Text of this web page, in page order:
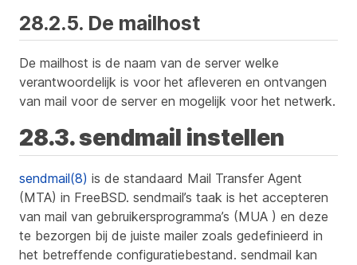
28.2.5. De mailhost
De mailhost is de naam van de server welke
verantwoordelijk is voor het afleveren en ontvangen
van mail voor de server en mogelijk voor het netwerk.
28.3. sendmail instellen
sendmail(8) is de standaard Mail Transfer Agent
(MTA) in FreeBSD. sendmail’s taak is het accepteren
van mail van gebruikersprogramma’s (MUA ) en deze
te bezorgen bij de juiste mailer zoals gedefinieerd in
het betreffende configuratiebestand. sendmail kan